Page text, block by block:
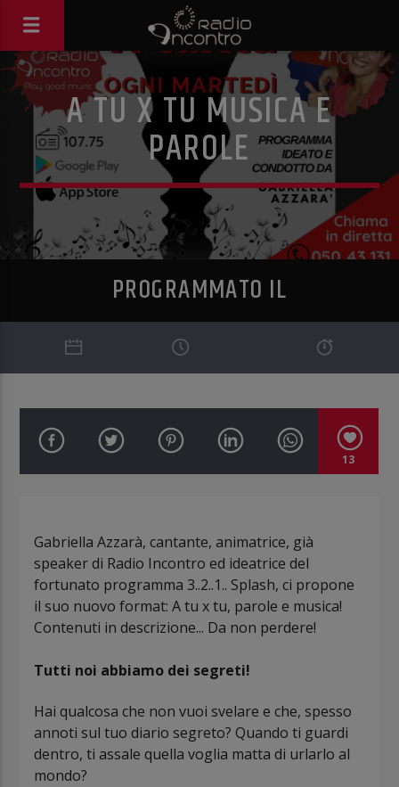
A TU X TU MUSICA E
PAROLE
PROGRAMMATO IL
13
Gabriella Azzarà, cantante, animatrice, già
speaker di Radio Incontro ed ideatrice del
fortunato programma 3..2..1.. Splash, ci propone
il suo nuovo format: A tu x tu, parole e musica!
Contenuti in descrizione... Da non perdere!
Tutti noi abbiamo dei segreti!
Hai qualcosa che non vuoi svelare e che, spesso
annoti sul tuo diario segreto? Quando ti guardi
dentro, ti assale quella voglia matta di urlarlo al
mondo?